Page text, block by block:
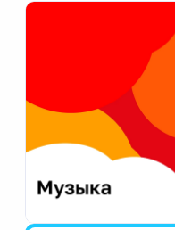
Екатеринбург
Калининград
Калуга